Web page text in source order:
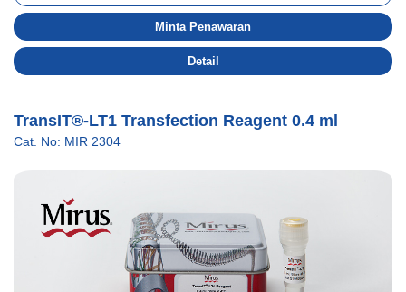
Minta Penawaran
Detail
TransIT®-LT1 Transfection Reagent 0.4 ml
Cat. No: MIR 2304